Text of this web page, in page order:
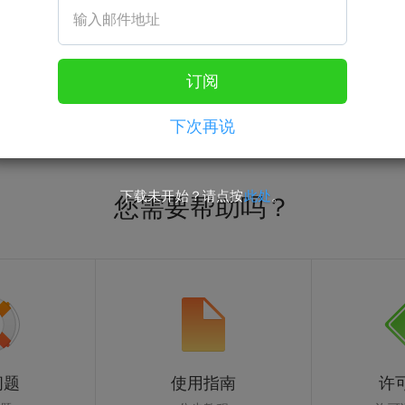
(H.265) to MPEG-4 (H.264)
下载未开始？请点按此处
您需要帮助吗？
使用指南 许
订阅
下次再说
下载未开始？请点按此处。